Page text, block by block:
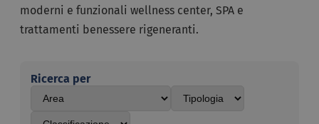
moderni e funzionali wellness center, SPA e
trattamenti benessere rigeneranti.
Ricerca per